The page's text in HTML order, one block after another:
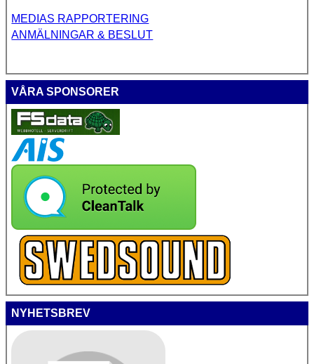
MEDIAS RAPPORTERING
ANMÄLNINGAR & BESLUT
VÅRA SPONSORER
NYHETSBREV